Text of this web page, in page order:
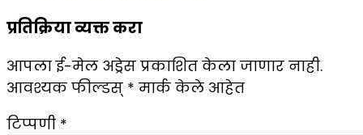
प्रतिक्रिया व्यक्त करा
आपला ई-मेल अड्रेस प्रकाशित केला जाणार नाही.
आवश्यक फील्डस् * मार्क केले आहेत
टिप्पणी *